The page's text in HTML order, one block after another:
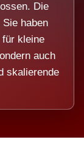
Die
haben
kleine
auch
skalierende